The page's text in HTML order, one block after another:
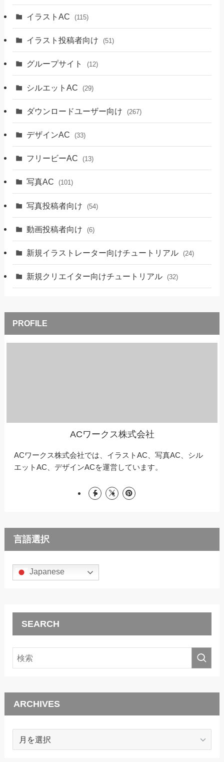
イラストAC (115)
イラスト投稿者向け (51)
グループサイト (12)
シルエットAC (29)
ダウンロードユーザー向け (267)
デザインAC (33)
フリービーAC (13)
写真AC (101)
写真投稿者向け (54)
動画投稿者向け (6)
新規イラストレーター向けチュートリアル (24)
新規クリエイター向けチュートリアル (32)
ACワークス株式会社
ACワークス株式会社では、イラストAC、写真AC、シル
エットAC、デザインACを運営しています。
言語選択
Japanese
SEARCH
ARCHIVES
ARCHIVES